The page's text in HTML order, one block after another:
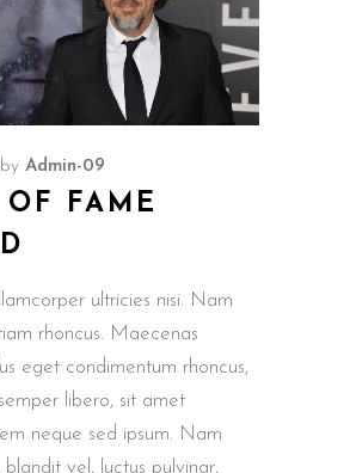
by Admin-09
FAME
ultricies nisi. Nam
rhoncus. Maecenas
eget condimentum rhoncus,
libero, sit amet
neque sed ipsum. Nam
blandit vel, luctus pulvinar,